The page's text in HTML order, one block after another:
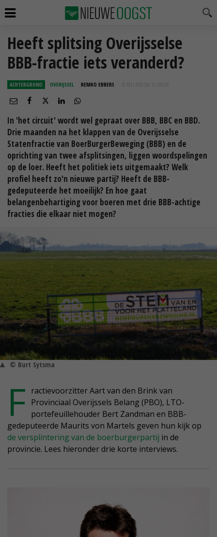
Heeft splitsing Overijsselse
BBB-fractie iets veranderd?
ACHTERGROND OVERIJSSEL REMKO EBBERS 05 MEI 2025 OM 15:27
In 'het circuit' wordt wel gepraat over BBB, BBC en BBD.
Drie maanden na het klappen van de Overijsselse
Statenfractie van BoerBurgerBeweging (BBB) en de
oprichting van twee afsplitsingen, liggen woordspelingen
op de loer. Heeft het politiek iets uitgemaakt? Welk
profiel heeft zo'n nieuwe partij? Heeft de BBB-
gedeputeerde het moeilijk? En hoe gaat
belangenbehartiging voor boeren met drie BBB-achtige
fracties die elkaar niet mogen?
© Burt Sytsma
F ractievoorzitter Aart van den Brink van
Provinciaal Overijssels Belang (PBO), LTO-
portefeuillehouder Bert Zandman en BBB-
gedeputeerde Maurits von Martels geven hun kijk op
de versplintering van de boerburgerpartij in de
provincie. Lees hieronder drie korte interviews.